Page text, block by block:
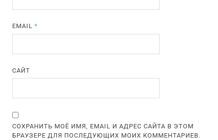
EMAIL*
САЙТ
СОХРАНИТЬ МОЁ ИМЯ, EMAIL И АДРЕС САЙТА В ЭТОМ
БРАУЗЕРЕ ДЛЯ ПОСЛЕДУЮЩИХ МОИХ КОММЕНТАРИЕВ.